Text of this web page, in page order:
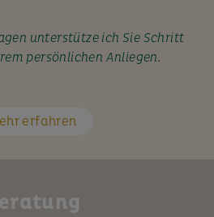
unterstütze ich Sie Schritt
persönlichen Anliegen.
erfahren